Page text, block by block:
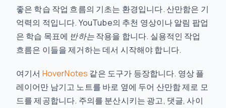
좋은 학습 작업 흐름의 기초는 환경입니다. 산만함은 기
억력의 적입니다. YouTube의 추천 영상이나 알림 팝업
은 학습 목표에 반하는작용을 합니다. 실용적인 작업
흐름은 이들을 제거하는 데서 시작해야 합니다.
여기서 HoverNotes 같은 도구가 등장합니다. 영상 플
레이어만 남기고 노트를 바로 옆에 두어 산만함 제로 모
드를 제공합니다. 주의를 분산시키는 광고, 댓글, 사이